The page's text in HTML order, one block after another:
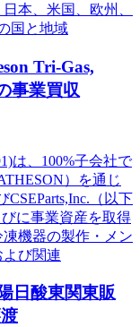
本、米国、欧州、
国と地域
Tri-Gas,
事業買収
は、100%子会社で
）を通じ
CSEParts,Inc.（以下
に事業資産を取得
機器の製作・メン
び関連
日酸東関東販